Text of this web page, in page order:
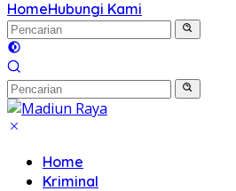
HomeHubungi Kami
Home
Kriminal